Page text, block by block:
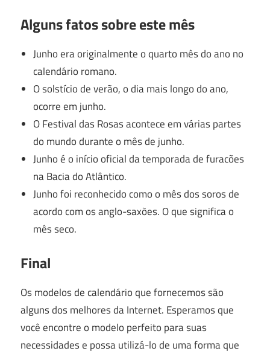
Alguns fatos sobre este mês
Junho era originalmente o quarto mês do ano no
calendário romano.
O solstício de verão, o dia mais longo do ano,
ocorre em junho.
O Festival das Rosas acontece em várias partes
do mundo durante o mês de junho.
Junho é o início oficial da temporada de furacões
na Bacia do Atlântico.
Junho foi reconhecido como o mês dos soros de
acordo com os anglo-saxões. O que significa o
mês seco.
Final
Os modelos de calendário que fornecemos são
alguns dos melhores da Internet. Esperamos que
você encontre o modelo perfeito para suas
necessidades e possa utilizá-lo de uma forma que